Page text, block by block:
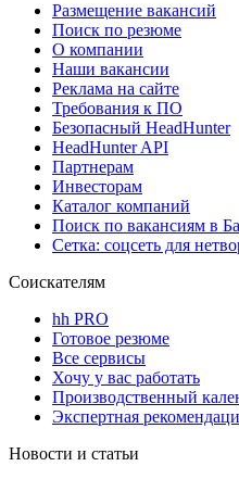
Размещение вакансий
Поиск по резюме
О компании
Наши вакансии
Реклама на сайте
Требования к ПО
Безопасный HeadHunter
HeadHunter API
Партнерам
Инвесторам
Каталог компаний
Поиск по вакансиям в
Сетка: соцсеть для
Соискателям
hh PRO
Готовое резюме
Все сервисы
Хочу у вас работать
Производственный
Экспертная
Новости и статьи